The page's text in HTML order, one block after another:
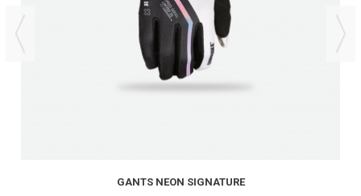
GANTS NEON SIGNATURE